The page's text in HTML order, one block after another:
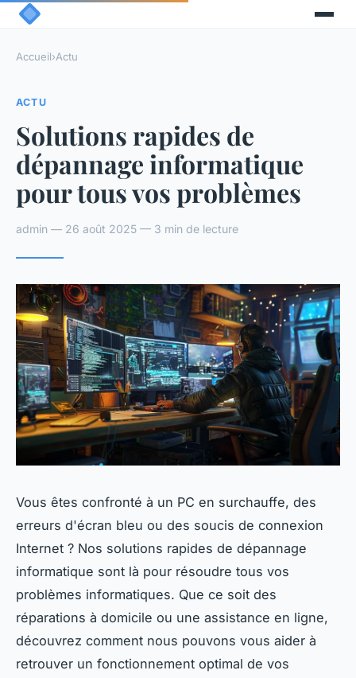
Accueil›Actu
ACTU
Solutions rapides de
dépannage informatique
pour tous vos problèmes
admin — 26 août 2025 — 3 min de lecture
Vous êtes confronté à un PC en surchauffe, des
erreurs d'écran bleu ou des soucis de connexion
Internet ? Nos solutions rapides de dépannage
informatique sont là pour résoudre tous vos
problèmes informatiques. Que ce soit des
réparations à domicile ou une assistance en ligne,
découvrez comment nous pouvons vous aider à
retrouver un fonctionnement optimal de vos